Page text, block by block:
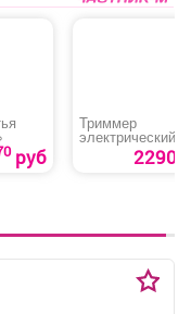
руб
Триммер
электрический
«Huter Get-400»
2290